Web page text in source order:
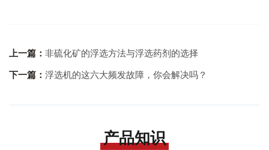
上一篇： 非硫化矿的浮选方法与浮选药剂的选择
下一篇： 浮选机的这六大频发故障，你会解决吗？
产品知识